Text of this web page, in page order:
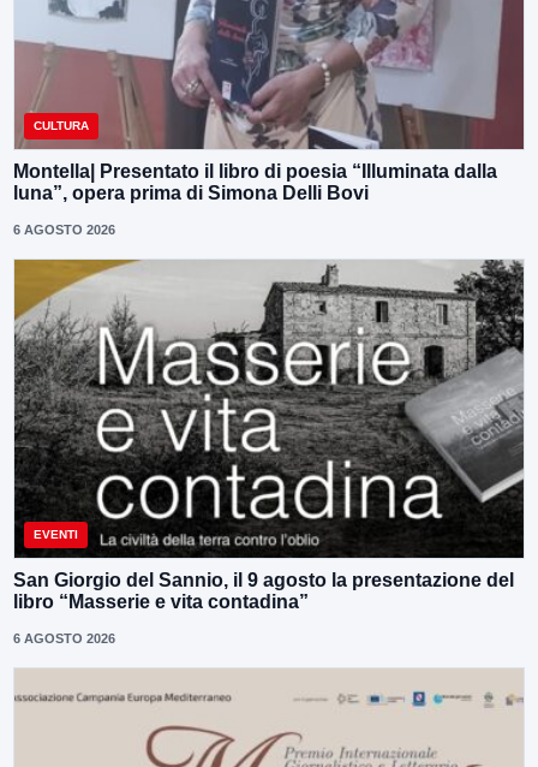
CULTURA
Montella| Presentato il libro di poesia “Illuminata dalla
luna”, opera prima di Simona Delli Bovi
6 AGOSTO 2026
EVENTI
San Giorgio del Sannio, il 9 agosto la presentazione del
libro “Masserie e vita contadina”
6 AGOSTO 2026